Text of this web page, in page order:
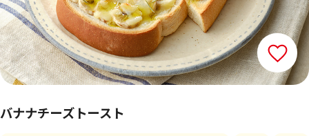
バナナチーズトースト